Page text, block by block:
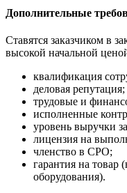
Дополнительные
Ставятся заказчиком в
высокой начальной
квалификация
деловая репутация;
трудовые и
исполненные
уровень выручки
лицензия на
членство в СРО;
гарантия на
оборудования).